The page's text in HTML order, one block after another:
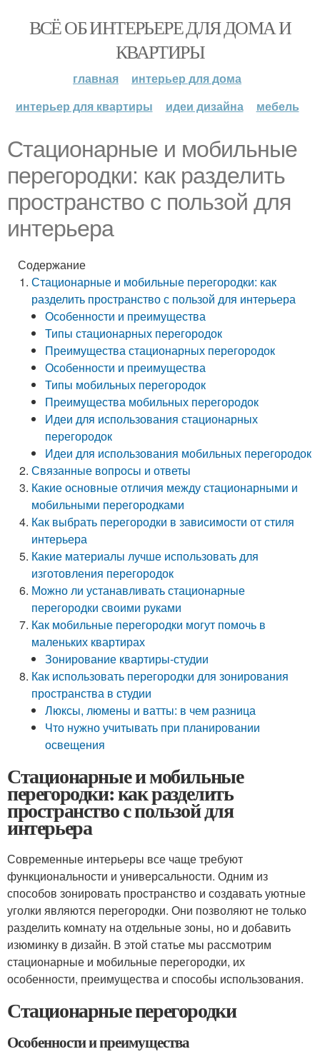
ВСЁ ОБ ИНТЕРЬЕРЕ ДЛЯ ДОМА И
КВАРТИРЫ
главная
интерьер для дома
интерьер для квартиры
идеи дизайна мебель
Стационарные и мобильные
перегородки: как разделить
пространство с пользой для
интерьера
Содержание
Стационарные и мобильные перегородки: как
разделить пространство с пользой для интерьера
Особенности и преимущества
Типы стационарных перегородок
Преимущества стационарных перегородок
Особенности и преимущества
Типы мобильных перегородок
Преимущества мобильных перегородок
Идеи для использования стационарных
перегородок
Идеи для использования мобильных перегородок
Связанные вопросы и ответы
Какие основные отличия между стационарными и
мобильными перегородками
Как выбрать перегородки в зависимости от стиля
интерьера
Какие материалы лучше использовать для
изготовления перегородок
Можно ли устанавливать стационарные
перегородки своими руками
Как мобильные перегородки могут помочь в
маленьких квартирах
Зонирование квартиры-студии
Как использовать перегородки для зонирования
пространства в студии
Люксы, люмены и ватты: в чем разница
Что нужно учитывать при планировании
освещения
Стационарные и мобильные
перегородки: как разделить
пространство с пользой для
интерьера
Современные интерьеры все чаще требуют
функциональности и универсальности. Одним из
способов зонировать пространство и создавать уютные
уголки являются перегородки. Они позволяют не только
разделить комнату на отдельные зоны, но и добавить
изюминку в дизайн. В этой статье мы рассмотрим
стационарные и мобильные перегородки, их
особенности, преимущества и способы использования.
Стационарные перегородки
Особенности и преимущества